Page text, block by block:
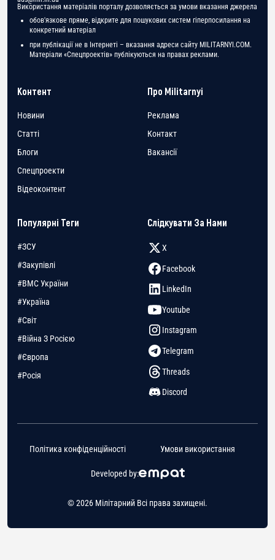
Використання матеріалів порталу дозволяється за умови вказання джерела
обов'язкове пряме, відкрите для пошукових систем гіперпосилання на
конкретний матеріал
при публікації не в Інтернеті – вказання адреси сайту MILITARNYI.COM.
Матеріали «Спецпроектів» публікуються на правах реклами.
Контент
Новини
Статті
Блоги
Спецпроекти
Відеоконтент
Про Militarnyi
Реклама
Контакт
Вакансії
Популярні Теги
#ЗСУ
#Закупівлі
#ВМС України
#Україна
#Світ
#Війна З Росією
#Європа
#Росія
Слідкувати За Нами
X
Facebook
LinkedIn
Youtube
Instagram
Telegram
Threads
Discord
© 2026 Мілітарний Всі права захищені.
Developed by:
Політика конфіденційності Умови використання